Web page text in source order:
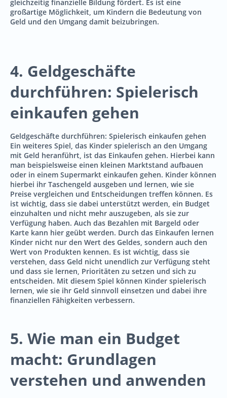
gleichzeitig finanzielle Bildung fördert. Es ist eine
großartige Möglichkeit, um Kindern die Bedeutung von
Geld und den Umgang damit beizubringen.
4. Geldgeschäfte
durchführen: Spielerisch
einkaufen gehen
Geldgeschäfte durchführen: Spielerisch einkaufen gehen
Ein weiteres Spiel, das Kinder spielerisch an den Umgang
mit Geld heranführt, ist das Einkaufen gehen. Hierbei kann
man beispielsweise einen kleinen Marktstand aufbauen
oder in einem Supermarkt einkaufen gehen. Kinder können
hierbei ihr Taschengeld ausgeben und lernen, wie sie
Preise vergleichen und Entscheidungen treffen können. Es
ist wichtig, dass sie dabei unterstützt werden, ein Budget
einzuhalten und nicht mehr auszugeben, als sie zur
Verfügung haben. Auch das Bezahlen mit Bargeld oder
Karte kann hier geübt werden. Durch das Einkaufen lernen
Kinder nicht nur den Wert des Geldes, sondern auch den
Wert von Produkten kennen. Es ist wichtig, dass sie
verstehen, dass Geld nicht unendlich zur Verfügung steht
und dass sie lernen, Prioritäten zu setzen und sich zu
entscheiden. Mit diesem Spiel können Kinder spielerisch
lernen, wie sie ihr Geld sinnvoll einsetzen und dabei ihre
finanziellen Fähigkeiten verbessern.
5. Wie man ein Budget
macht: Grundlagen
verstehen und anwenden